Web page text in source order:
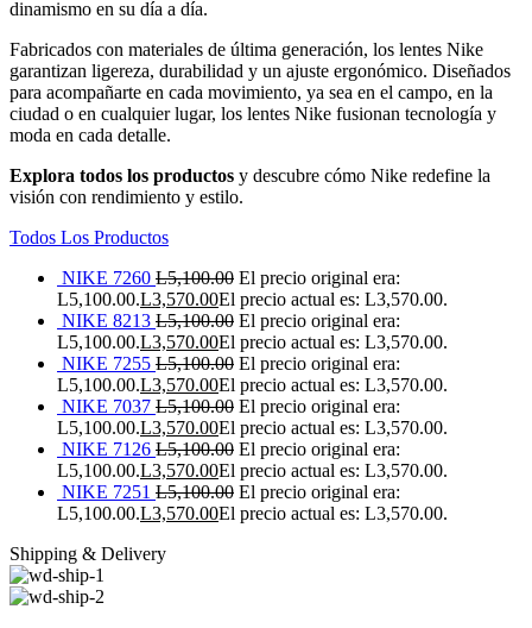
dinamismo en su día a día.
Fabricados con materiales de última generación, los lentes Nike
garantizan ligereza, durabilidad y un ajuste ergonómico. Diseñados
para acompañarte en cada movimiento, ya sea en el campo, en la
ciudad o en cualquier lugar, los lentes Nike fusionan tecnología y
moda en cada detalle.
Explora todos los productos y descubre cómo Nike redefine la
visión con rendimiento y estilo.
Todos Los Productos
NIKE 7260 L5,100.00 El precio original era:
L5,100.00.L3,570.00El precio actual es: L3,570.00.
NIKE 8213 L5,100.00 El precio original era:
L5,100.00.L3,570.00El precio actual es: L3,570.00.
NIKE 7255 L5,100.00 El precio original era:
L5,100.00.L3,570.00El precio actual es: L3,570.00.
NIKE 7037 L5,100.00 El precio original era:
L5,100.00.L3,570.00El precio actual es: L3,570.00.
NIKE 7126 L5,100.00 El precio original era:
L5,100.00.L3,570.00El precio actual es: L3,570.00.
NIKE 7251 L5,100.00 El precio original era:
L5,100.00.L3,570.00El precio actual es: L3,570.00.
Shipping & Delivery